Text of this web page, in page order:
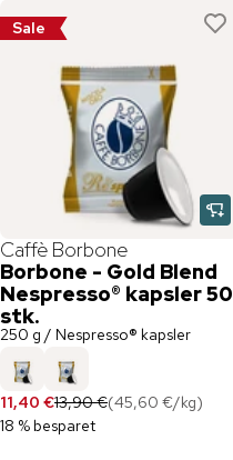
Sale
Caffè Borbone
Borbone - Gold Blend
Nespresso® kapsler 50
stk.
250 g / Nespresso® kapsler
11,40 €13,90 €(45,60 €/kg)
18 % besparet